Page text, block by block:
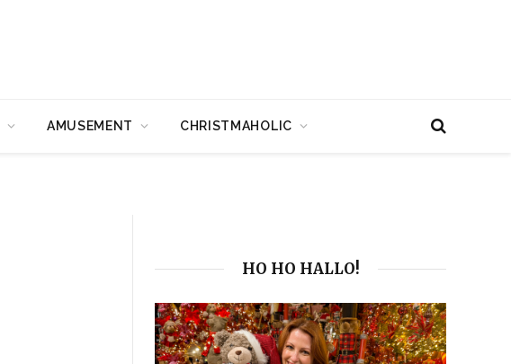
AMUSEMENT CHRISTMAHOLIC
HO HO HALLO!